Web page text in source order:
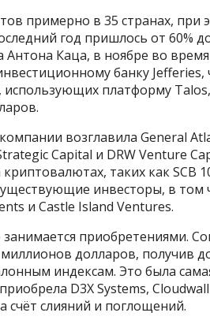
примерно в 35 странах, при
год пришлось от 60%
Антона Каца, в ноябре во
банку
платформу
возглавила General
Capital и DRW Venture
таких как SCB
инвесторы, в том
и Castle Island Ventures.
приобретениями.
долларов, получив
индексам. Это была
D3X Systems,
счёт слияний и поглощений.